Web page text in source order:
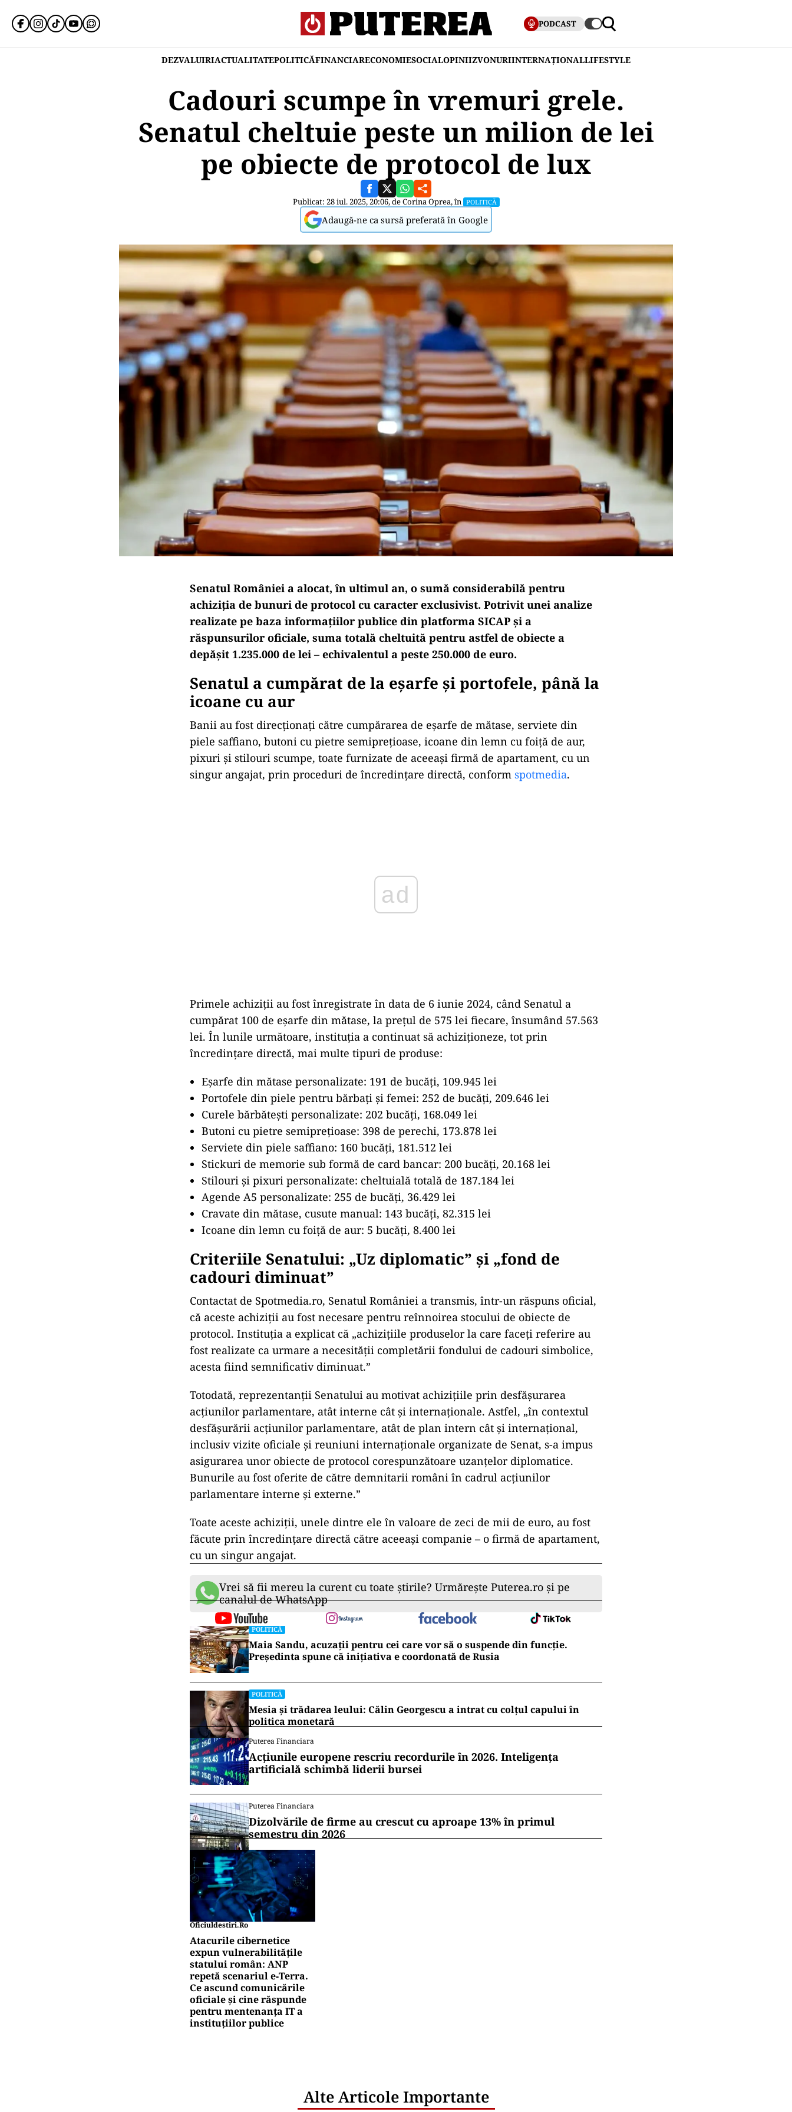
PODCAST
DEZVALUIRIACTUALITATEPOLITICĂFINANCIARECONOMIESOCIALOPINIIZVONURIINTERNAȚIONALLIFESTYLE
Cadouri scumpe în vremuri grele.
Senatul cheltuie peste un milion de lei
pe obiecte de protocol de lux
Publicat: 28 iul. 2025, 20:06, deCorina Oprea, în POLITICĂ
Adaugă-ne ca sursă preferată în Google
Senatul României a alocat, în ultimul an, o sumă considerabilă pentru
achiziția de bunuri de protocol cu caracter exclusivist. Potrivit unei analize
realizate pe baza informațiilor publice din platforma SICAP și a
răspunsurilor oficiale, suma totală cheltuită pentru astfel de obiecte a
depășit 1.235.000 de lei – echivalentul a peste 250.000 de euro.
Senatul a cumpărat de la eșarfe și portofele, până la
icoane cu aur
Banii au fost direcționați către cumpărarea de eșarfe de mătase, serviete din
piele saffiano, butoni cu pietre semiprețioase, icoane din lemn cu foiță de aur,
pixuri și stilouri scumpe, toate furnizate de aceeași firmă de apartament, cu un
singur angajat, prin proceduri de încredințare directă, conform spotmedia.
Primele achiziții au fost înregistrate în data de 6 iunie 2024, când Senatul a
cumpărat 100 de eșarfe din mătase, la prețul de 575 lei fiecare, însumând 57.563
lei. În lunile următoare, instituția a continuat să achiziționeze, tot prin
încredințare directă, mai multe tipuri de produse:
Eșarfe din mătase personalizate: 191 de bucăți, 109.945 lei
Portofele din piele pentru bărbați și femei: 252 de bucăți, 209.646 lei
Curele bărbătești personalizate: 202 bucăți, 168.049 lei
Butoni cu pietre semiprețioase: 398 de perechi, 173.878 lei
Serviete din piele saffiano: 160 bucăți, 181.512 lei
Stickuri de memorie sub formă de card bancar: 200 bucăți, 20.168 lei
Stilouri și pixuri personalizate: cheltuială totală de 187.184 lei
Agende A5 personalizate: 255 de bucăți, 36.429 lei
Cravate din mătase, cusute manual: 143 bucăți, 82.315 lei
Icoane din lemn cu foiță de aur: 5 bucăți, 8.400 lei
Criteriile Senatului: „Uz diplomatic” și „fond de
cadouri diminuat”
Contactat de Spotmedia.ro, Senatul României a transmis, într-un răspuns oficial,
că aceste achiziții au fost necesare pentru reînnoirea stocului de obiecte de
protocol. Instituția a explicat că „achizițiile produselor la care faceți referire au
fost realizate ca urmare a necesității completării fondului de cadouri simbolice,
acesta fiind semnificativ diminuat.”
Totodată, reprezentanții Senatului au motivat achizițiile prin desfășurarea
acțiunilor parlamentare, atât interne cât și internaționale. Astfel, „în contextul
desfășurării acțiunilor parlamentare, atât de plan intern cât și internațional,
inclusiv vizite oficiale și reuniuni internaționale organizate de Senat, s-a impus
asigurarea unor obiecte de protocol corespunzătoare uzanțelor diplomatice.
Bunurile au fost oferite de către demnitarii români în cadrul acțiunilor
parlamentare interne și externe.”
Toate aceste achiziții, unele dintre ele în valoare de zeci de mii de euro, au fost
făcute prin încredințare directă către aceeași companie – o firmă de apartament,
cu un singur angajat.
Vrei să fii mereu la curent cu toate știrile? Urmărește Puterea.ro și pe
canalul de WhatsApp
POLITICĂ
Maia Sandu, acuzații pentru cei care vor să o suspende din funcție.
Președinta spune că inițiativa e coordonată de Rusia
POLITICĂ
Mesia și trădarea leului: Călin Georgescu a intrat cu colțul capului în
politica monetară
Puterea Financiara
Acțiunile europene rescriu recordurile în 2026. Inteligența
artificială schimbă liderii bursei
Puterea Financiara
Dizolvările de firme au crescut cu aproape 13% în primul
semestru din 2026
Oficiuldestiri.ro
Atacurile cibernetice
expun vulnerabilitățile
statului român: ANP
repetă scenariul e‑Terra.
Ce ascund comunicările
oficiale și cine răspunde
pentru mentenanța IT a
instituțiilor publice
Alte Articole Importante